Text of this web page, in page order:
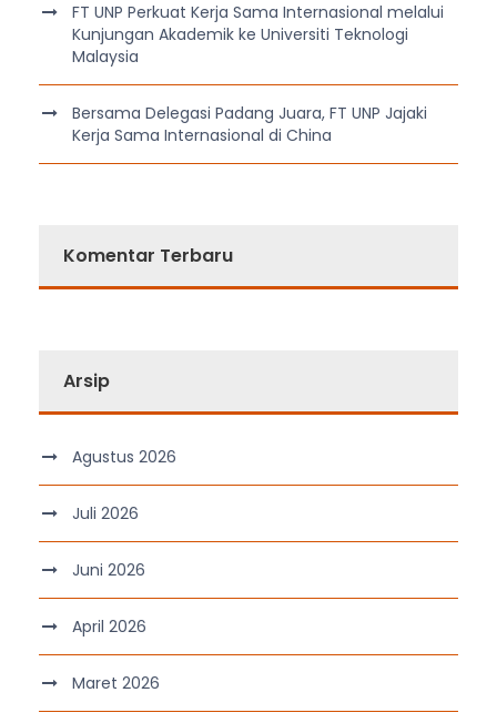
FT UNP Perkuat Kerja Sama Internasional melalui
Kunjungan Akademik ke Universiti Teknologi
Malaysia
Bersama Delegasi Padang Juara, FT UNP Jajaki
Kerja Sama Internasional di China
Komentar Terbaru
Arsip
Agustus 2026
Juli 2026
Juni 2026
April 2026
Maret 2026